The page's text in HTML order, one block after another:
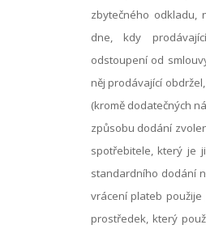
zbytečného
dne, kdy
odstoupení od
něj prodávající
(kromě dodatečných
způsobu dodání
spotřebitele, který je
standardního dodání
vrácení plateb
prostředek, který